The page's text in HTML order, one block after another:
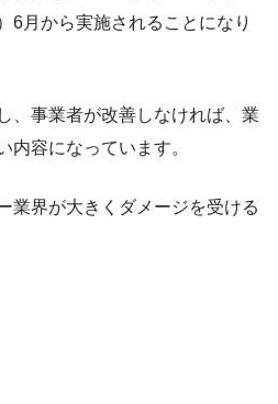
6月から実施されることになり
、事業者が改善しなければ、業
内容になっています。
業界が大きくダメージを受ける